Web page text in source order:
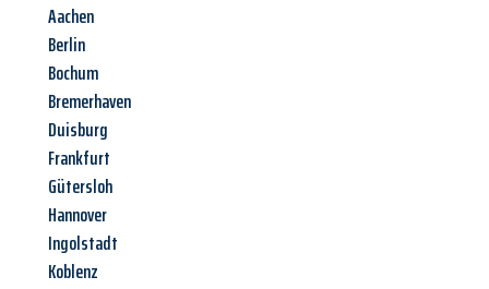
Aachen
Berlin
Bochum
Bremerhaven
Duisburg
Frankfurt
Gütersloh
Hannover
Ingolstadt
Koblenz